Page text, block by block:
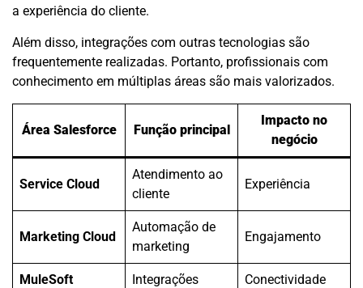
a experiência do cliente.
Além disso, integrações com outras tecnologias são
frequentemente realizadas. Portanto, profissionais com
conhecimento em múltiplas áreas são mais valorizados.
Área Salesforce Função principal
Impacto no
negócio
Service Cloud
Atendimento ao
cliente
Experiência
Marketing Cloud
Automação de
marketing
Engajamento
MuleSoft Integrações Conectividade